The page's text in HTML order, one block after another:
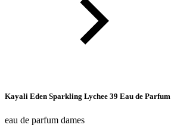
Kayali Eden Sparkling Lychee 39 Eau de Parfum
eau de parfum dames